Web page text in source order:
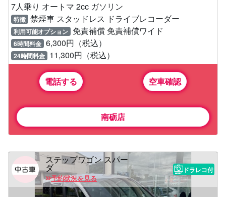
7人乗り オートマ 2cc ガソリン
特徴 禁煙車 スタッドレス ドライブレコーダー
利用可能オプション 免責補償 免責補償ワイド
6時間料金 6,300円（税込）
24時間料金 11,300円（税込）
電話する 空車確認
南砺店
ステップワゴン スパー
ダ
予約状況を見る
ドラレコ付